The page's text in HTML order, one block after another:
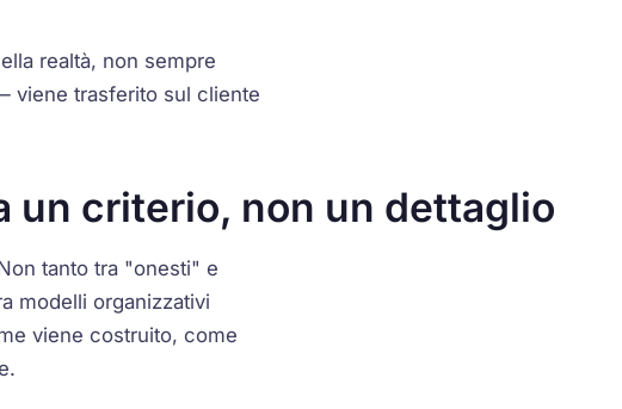
realtà, non sempre
viene trasferito sul cliente
un criterio, non un dettaglio
tanto tra "onesti" e
modelli organizzativi
viene costruito, come